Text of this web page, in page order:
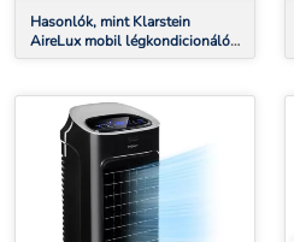
Hasonlók, mint Klarstein
AireLux mobil légkondicionáló |
9000 BTU | 31 cm | 33 m² | A